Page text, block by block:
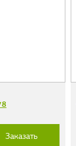
Заказать